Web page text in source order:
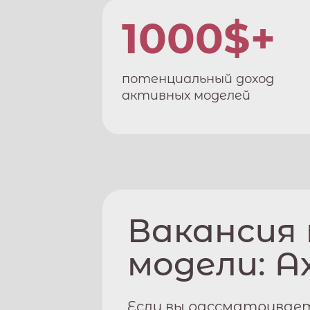
1000$+
потенциальный доход
активных моделей
Вакансия
модели:
Если вы